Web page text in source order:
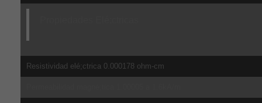
Resistividad elé;ctrica 0.000178 ohm-cm